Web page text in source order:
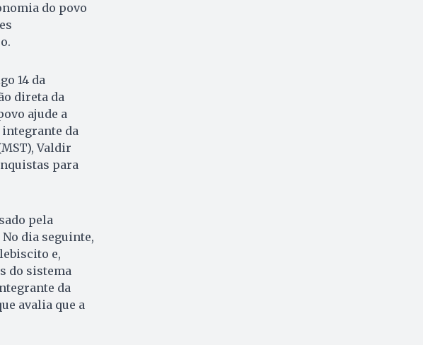
do povo
14 da
direta da
ajude a
da
Valdir
para
pela
dia seguinte,
e,
do sistema
da
avalia que a